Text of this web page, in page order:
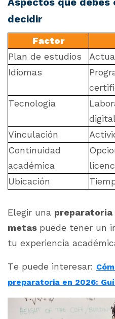
decidir
Factor
Plan de estudios
Idiomas
Tecnología
Vinculación
Continuidad
académica
Ubicación
Elegir una preparatoria
metas puede tener un
tu experiencia
Te puede interesar:
preparatoria en 2026: